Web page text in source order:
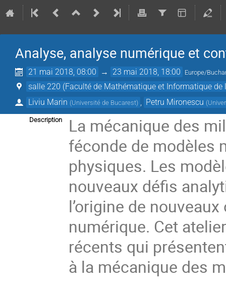
Analyse, analyse numérique et
21 mai 2018, 08:00 → 23 mai 2018, 18:00 Europe/
salle 220 (Faculté de Mathématique et Informatique de
Liviu Marin (Université de Bucarest) Petru Mironescu (
Description
La mécanique des
féconde de modèles
physiques. Les
nouveaux défis
l’origine de
numérique. Cet
récents qui
à la mécanique des